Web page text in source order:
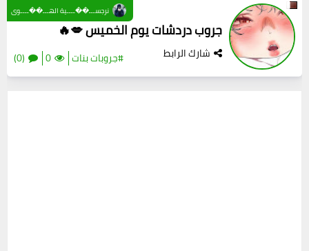
جروب دردشات يوم الخميس 💋🔥
شارك الرابط #جروبات بنات 0
(0)
نرجســـ��ــــية الهـــ��ــــوى